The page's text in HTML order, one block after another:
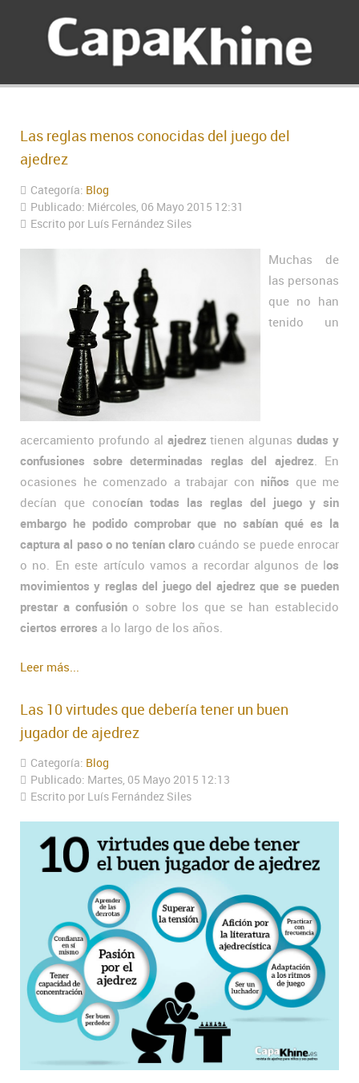
Las reglas menos conocidas del juego del
ajedrez
Categoría: Blog
Publicado: Miércoles, 06 Mayo 2015 12:31
Escrito por Luís Fernández Siles
Muchas de
las personas
que no han
tenido un
acercamiento profundo al ajedrez tienen algunasdudas y
confusiones sobre determinadas reglas del ajedrez. En
ocasiones he comenzado a trabajar con niños que me
decían que conocían todas las reglas del juego y sin
embargo he podido comprobar que no sabían qué es la
captura al paso o no tenían clarocuándo se puede enrocar
o no. En este artículo vamos a recordar algunos de los
movimientos y reglas del juego del ajedrez que se pueden
prestar a confusióno sobre los que se han establecido
ciertos errores a lo largo de los años.
Leer más...
Las 10 virtudes que debería tener un buen
jugador de ajedrez
Categoría: Blog
Publicado: Martes, 05 Mayo 2015 12:13
Escrito por Luís Fernández Siles